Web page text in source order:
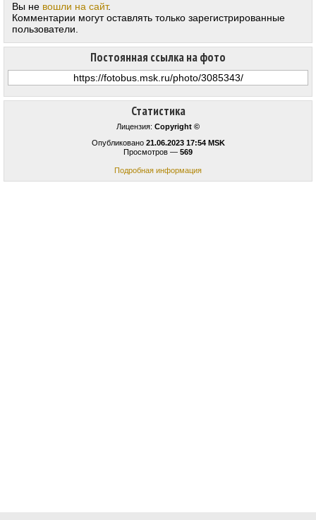
Статистика
Лицензия: Copyright ©
Опубликовано 21.06.2023 17:54 MSK
Просмотров — 569
Подробная информация
Постоянная ссылка на фото
Вы не вошли на сайт.
Комментарии могут оставлять только зарегистрированные
пользователи.